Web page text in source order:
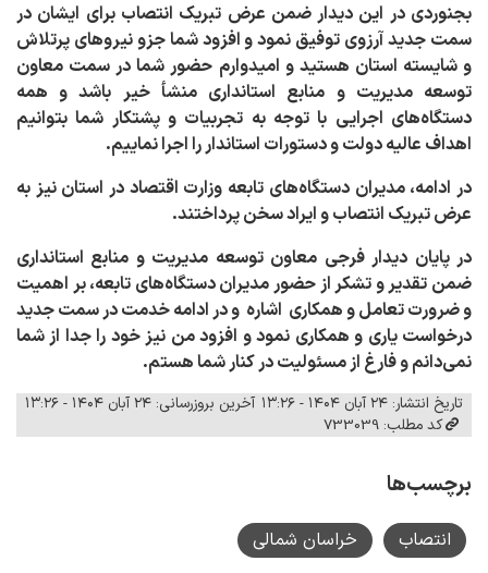
بجنوردی در این دیدار ضمن عرض تبریک انتصاب برای ایشان در
سمت جدید آرزوی توفیق نمود و افزود شما جزو نیروهای پرتلاش
و شایسته استان هستید و امیدوارم حضور شما در سمت معاون
توسعه مدیریت و منابع استانداری منشأ خیر باشد و همه
دستگاه‌های اجرایی با توجه به تجربیات و پشتکار شما بتوانیم
اهداف عالیه دولت و دستورات استاندار را اجرا نماییم.
در ادامه، مدیران دستگاه‌های تابعه وزارت اقتصاد در استان نیز به
عرض تبریک انتصاب و ایراد سخن پرداختند.
در پایان دیدار فرجی معاون توسعه مدیریت و منابع استانداری
ضمن تقدیر و تشکر از حضور مدیران دستگاه‌های تابعه، بر اهمیت
و ضرورت تعامل و همکاری اشاره و در ادامه خدمت در سمت جدید
درخواست یاری و همکاری نمود و افزود من نیز خود را جدا از شما
نمی‌دانم و فارغ از مسئولیت در کنار شما هستم.
تاریخ انتشار: ۲۴ آبان ۱۴۰۴ - ۱۳:۲۶
آخرین بروزرسانی: ۲۴ آبان ۱۴۰۴ - ۱۳:۲۶
کد مطلب: 733039
برچسب‌ها
انتصاب خراسان شمالی